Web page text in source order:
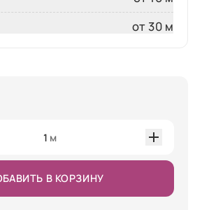
от 30 м
1 м
В КОРЗИНУ